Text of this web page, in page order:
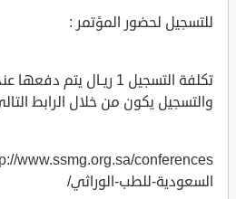
للتسجيل لحضور المؤتمر :
تكلفة التسجيل 1 ريـال يتم
والتسجيل يكون من خلال الرابط
السعودية-للطب-الوراثي/